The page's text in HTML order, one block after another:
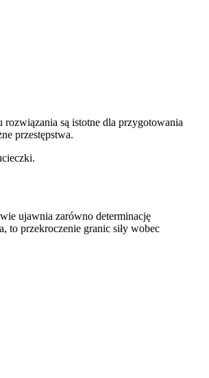
rozwiązania są istotne dla przygotowania
przestępstwa.
ujawnia zarówno determinację
to przekroczenie granic siły wobec